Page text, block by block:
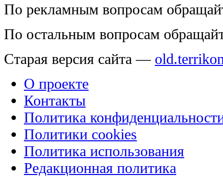
По рекламным вопросам
По остальным вопросам
Старая версия сайта —
О проекте
Контакты
Политика
Политики cookies
Политика использования
Редакционная политика